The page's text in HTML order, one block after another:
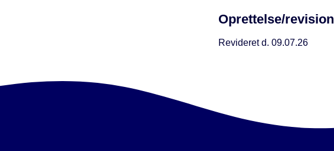
Oprettelse/revision
Revideret d. 09.07.26